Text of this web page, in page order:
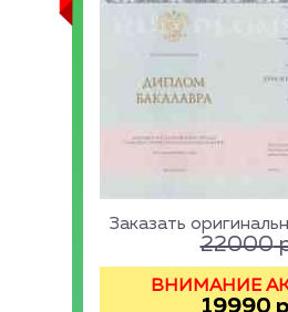
Заказать
22000
ВНИМАНИЕ
19990